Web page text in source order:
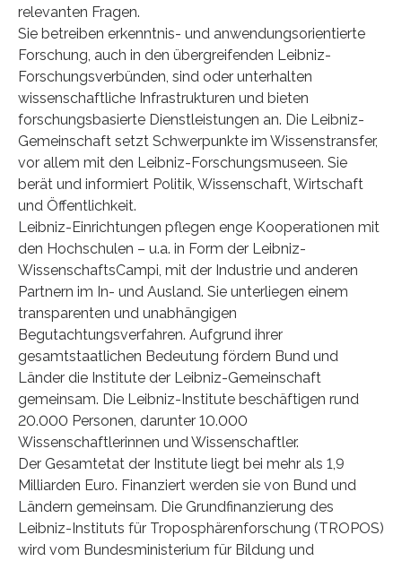
relevanten Fragen.
Sie betreiben erkenntnis- und anwendungsorientierte
Forschung, auch in den übergreifenden Leibniz-
Forschungsverbünden, sind oder unterhalten
wissenschaftliche Infrastrukturen und bieten
forschungsbasierte Dienstleistungen an. Die Leibniz-
Gemeinschaft setzt Schwerpunkte im Wissenstransfer,
vor allem mit den Leibniz-Forschungsmuseen. Sie
berät und informiert Politik, Wissenschaft, Wirtschaft
und Öffentlichkeit.
Leibniz-Einrichtungen pflegen enge Kooperationen mit
den Hochschulen – u.a. in Form der Leibniz-
WissenschaftsCampi, mit der Industrie und anderen
Partnern im In- und Ausland. Sie unterliegen einem
transparenten und unabhängigen
Begutachtungsverfahren. Aufgrund ihrer
gesamtstaatlichen Bedeutung fördern Bund und
Länder die Institute der Leibniz-Gemeinschaft
gemeinsam. Die Leibniz-Institute beschäftigen rund
20.000 Personen, darunter 10.000
Wissenschaftlerinnen und Wissenschaftler.
Der Gesamtetat der Institute liegt bei mehr als 1,9
Milliarden Euro. Finanziert werden sie von Bund und
Ländern gemeinsam. Die Grundfinanzierung des
Leibniz-Instituts für Troposphärenforschung (TROPOS)
wird vom Bundesministerium für Bildung und